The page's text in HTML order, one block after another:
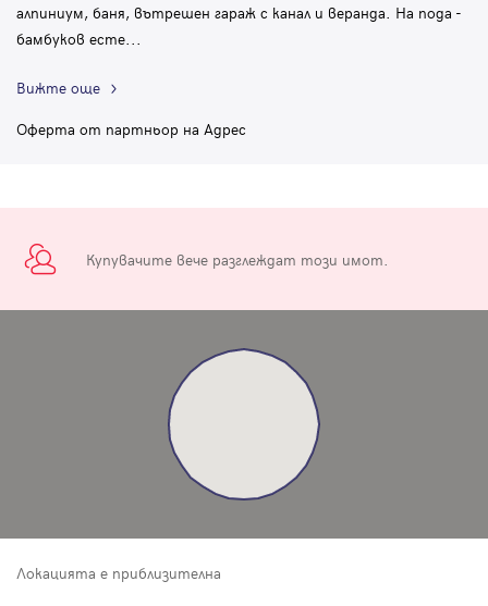
алпиниум, баня, вътрешен гараж с канал и веранда. На пода -
бамбуков есте...
Вижте още
Оферта от партньор на Адрес
Купувачите вече разглеждат този имот.
Локацията е приблизителна